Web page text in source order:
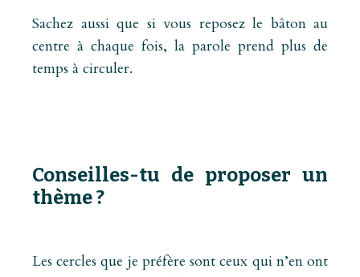
Sachez aussi que si vous reposez le bâton au
centre à chaque fois, la parole prend plus de
temps à circuler.
Conseilles-tu de proposer un
thème ?
Les cercles que je préfère sont ceux qui n’en ont